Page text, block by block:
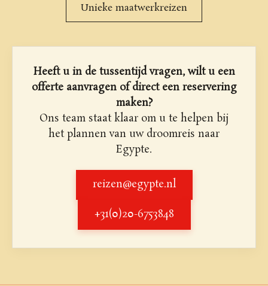
Unieke maatwerkreizen
Heeft u in de tussentijd vragen, wilt u een
offerte aanvragen of direct een reservering
maken?
Ons team staat klaar om u te helpen bij
het plannen van uw droomreis naar
Egypte.
reizen@egypte.nl
+31(0)20-6753848